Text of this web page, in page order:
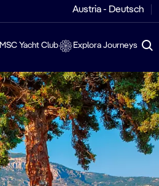
Austria - Deutsch
MSC Yacht Club Explora Journeys